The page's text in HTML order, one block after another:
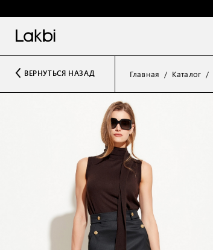
ВЕРНУТЬСЯ НАЗАД Главная Каталог